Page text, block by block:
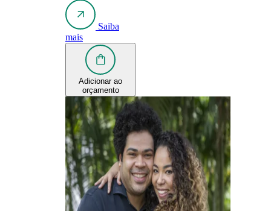
Saiba
mais
Adicionar ao
orçamento